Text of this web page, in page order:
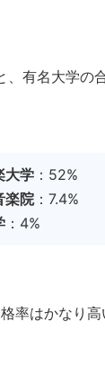
有名大学の
大学：52%
楽院：7.4%
：4%
率はかなり高